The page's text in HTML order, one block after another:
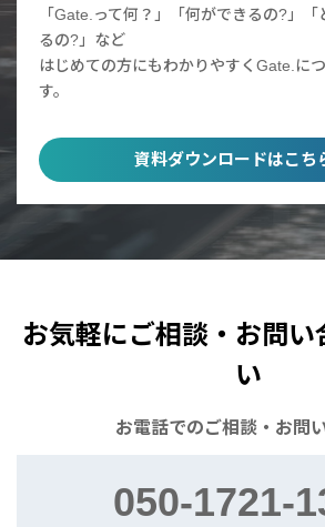
「Gate.って何？」「何ができるの?」
るの?」など
はじめての方にもわかりやすくGate.に
す。
資料ダウンロードはこち
お気軽にご相談・お問い
い
お電話でのご相談・お問
050-1721-